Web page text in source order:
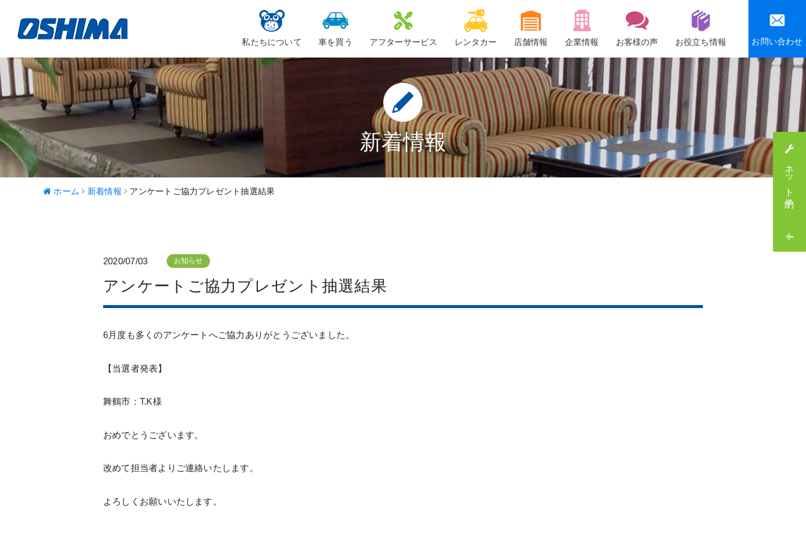
私たちについて 車を買う アフターサービス
整備・修理
鈑金
ロードサービス
レンタカー 店舗情報 企業情報
会社概要
沿革
社会貢献活動
感謝祭・社員旅行
お客様の声 お役立ち情報 お問い合わせ
新着情報
ホーム 新着情報 アンケートご協力プレゼント抽選結果
2020/07/03 お知らせ
アンケートご協力プレゼント抽選結果
6月度も多くのアンケートへご協力ありがとうございました。
【当選者発表】
舞鶴市：T.K様
おめでとうございます。
改めて担当者よりご連絡いたします。
よろしくお願いいたします。
ネット予約